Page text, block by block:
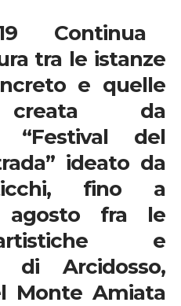
Continua
tra le istanze
e quelle
creata da
del
ideato da
fino a
agosto fra le
e
di Arcidosso,
Monte Amiata